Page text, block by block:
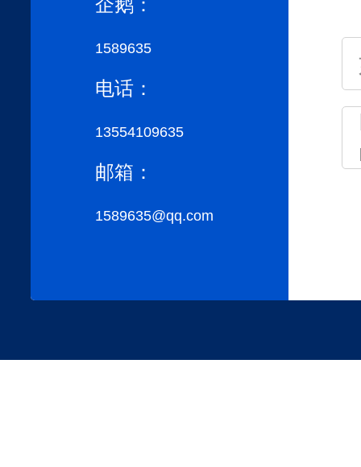
企鹅：
1589635
电话：
13554109635
邮箱：
1589635@qq.com